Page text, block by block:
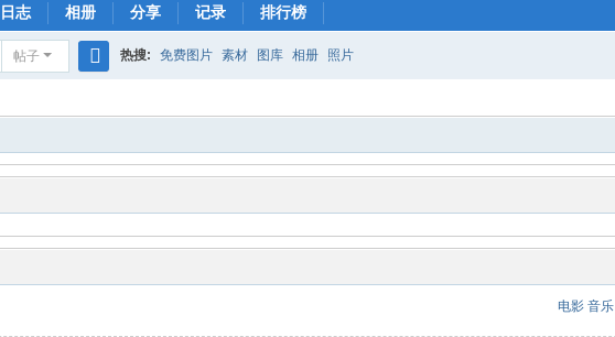
日志 相册 分享 记录 排行榜
帖子
索
热搜: 免费图片 素材 图库 相册 照片
电影 音乐